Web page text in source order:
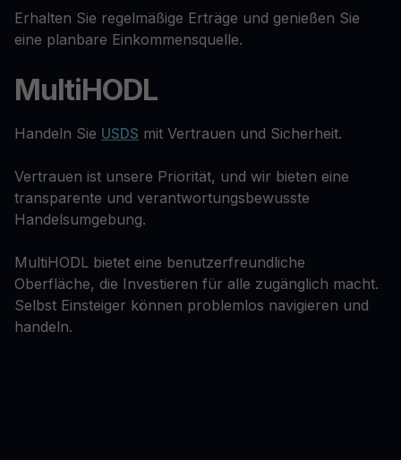
Erhalten Sie regelmäßige Erträge und genießen Sie
eine planbare Einkommensquelle.
MultiHODL
Handeln Sie USDS mit Vertrauen und Sicherheit.
Vertrauen ist unsere Priorität, und wir bieten eine
transparente und verantwortungsbewusste
Handelsumgebung.
MultiHODL bietet eine benutzerfreundliche
Oberfläche, die Investieren für alle zugänglich macht.
Selbst Einsteiger können problemlos navigieren und
handeln.